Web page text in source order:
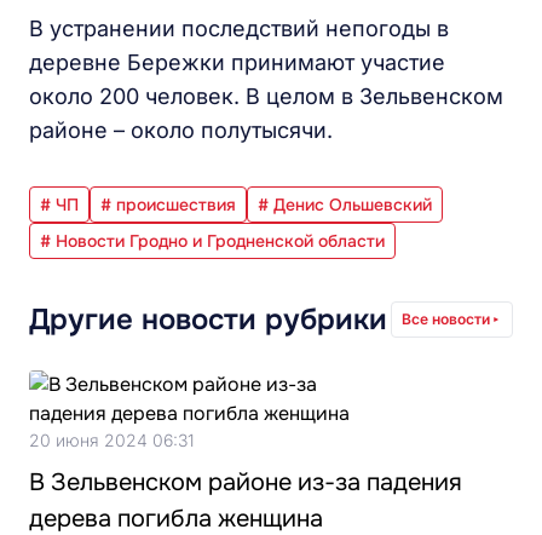
В устранении последствий непогоды в
деревне Бережки принимают участие
около 200 человек. В целом в Зельвенском
районе – около полутысячи.
# ЧП # происшествия
# Денис Ольшевский
# Новости Гродно и Гродненской области
Другие новости рубрики Все новости
20 июня 2024 06:31
В Зельвенском районе из-за падения
дерева погибла женщина